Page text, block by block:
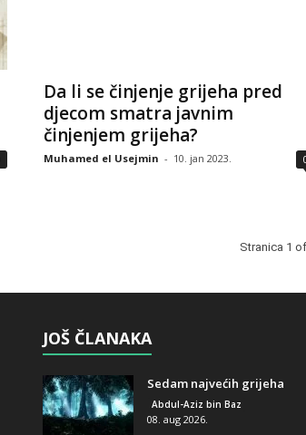
Da li se činjenje grijeha pred
djecom smatra javnim
činjenjem grijeha?
Muhamed el Usejmin - 10. jan 2023.
Stranica 1
JOŠ ČLANAKA
Sedam najvećih grijeha
Abdul-Aziz bin Baz
08. aug 2026.